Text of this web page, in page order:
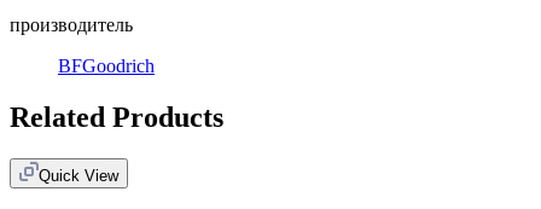
производитель
BFGoodrich
Related Products
Quick View